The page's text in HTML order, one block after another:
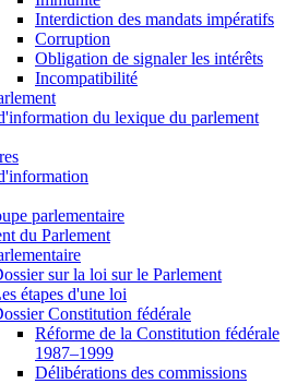
Interdiction des mandats impératifs
Corruption
Obligation de signaler les intérêts
Incompatibilité
du lexique du parlement
parlementaire
du Parlement
sur la loi sur le Parlement
étapes d'une loi
Constitution fédérale
Réforme de la Constitution fédérale
1987–1999
Délibérations des commissions